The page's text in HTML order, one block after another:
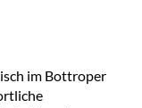
im Bottroper